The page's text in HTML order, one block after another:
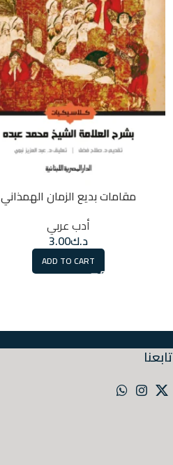
مقامات بديع الزمان الهمذاني
أدب عربي
د.ك3.00
ADD TO CART
تابعنا